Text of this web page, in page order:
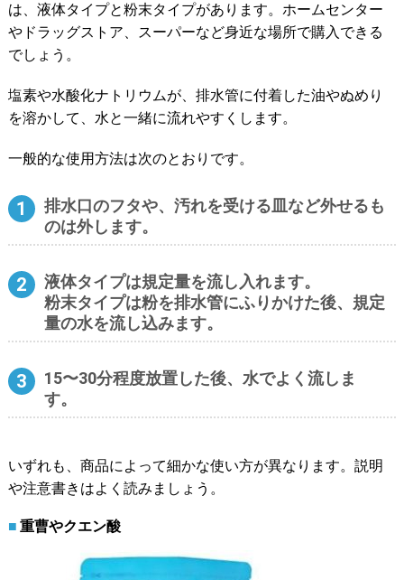
は、液体タイプと粉末タイプがあります。ホームセンター
やドラッグストア、スーパーなど身近な場所で購入できる
でしょう。
塩素や水酸化ナトリウムが、排水管に付着した油やぬめり
を溶かして、水と一緒に流れやすくします。
一般的な使用方法は次のとおりです。
排水口のフタや、汚れを受ける皿など外せるも
のは外します。
液体タイプは規定量を流し入れます。
粉末タイプは粉を排水管にふりかけた後、規定
量の水を流し込みます。
15〜30分程度放置した後、水でよく流しま
す。
いずれも、商品によって細かな使い方が異なります。説明
や注意書きはよく読みましょう。
重曹やクエン酸